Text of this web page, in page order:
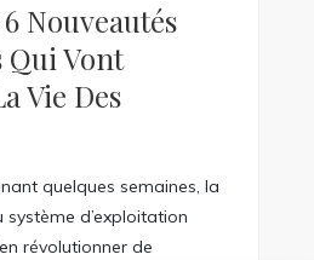
Nouveautés
Qui Vont
Vie Des
quelques semaines, la
d’exploitation
révolutionner de